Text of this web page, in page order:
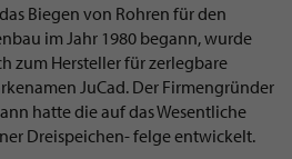
Biegen von Rohren für den
im Jahr 1980 begann, wurde
zum Hersteller für zerlegbare
JuCad. Der Firmengründer
hatte die auf das Wesentliche
Dreispeichen- felge entwickelt.